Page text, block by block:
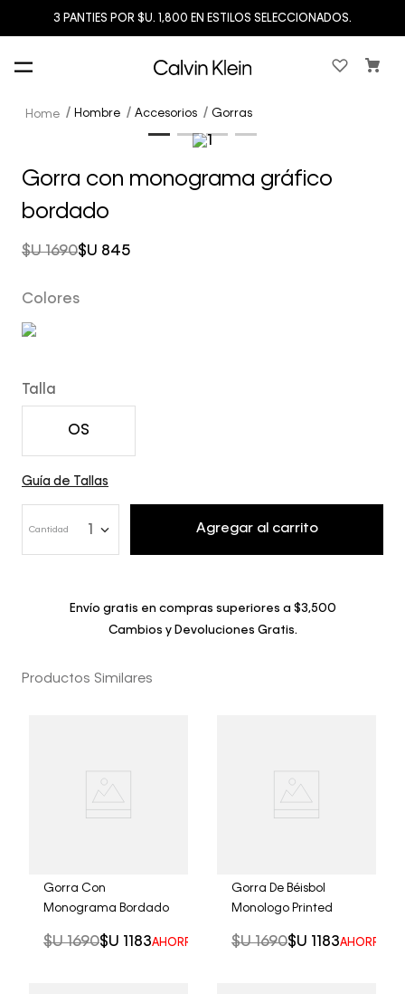
3 PANTIES POR $U. 1,800 EN ESTILOS SELECCIONADOS.
Hombre Accesorios Gorras
Gorra con monograma gráfico
bordado
$U 845
$U 1690
Colores
Talla
OS
Guía de Tallas
Cantidad Agregar al carrito
Envío gratis en compras superiores a $3,500
Cambios y Devoluciones Gratis.
Productos Similares
Gorra Con
Monograma Bordado
$U 1690$U 1183AHORRO DEL 30%
Gorra De Béisbol
Monologo Printed
$U 1690$U 1183AHORRO